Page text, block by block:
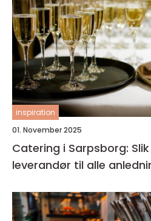
inspiration
01. November 2025
Catering i Sarpsborg:
leverandør til alle